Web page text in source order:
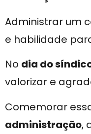
Administrar um
e habilidade
No dia do
valorizar e
Comemorar
administração,